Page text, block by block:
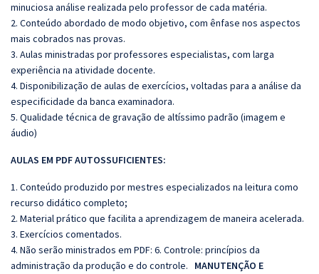
minuciosa análise realizada pelo professor de cada matéria.
2. Conteúdo abordado de modo objetivo, com ênfase nos aspectos
mais cobrados nas provas.
3. Aulas ministradas por professores especialistas, com larga
experiência na atividade docente.
4. Disponibilização de aulas de exercícios, voltadas para a análise da
especificidade da banca examinadora.
5. Qualidade técnica de gravação de altíssimo padrão (imagem e
áudio)
AULAS EM PDF AUTOSSUFICIENTES:
1. Conteúdo produzido por mestres especializados na leitura como
recurso didático completo;
2. Material prático que facilita a aprendizagem de maneira acelerada.
3. Exercícios comentados.
4. Não serão ministrados em PDF: 6. Controle: princípios da
administração da produção e do controle.
MANUTENÇÃO E